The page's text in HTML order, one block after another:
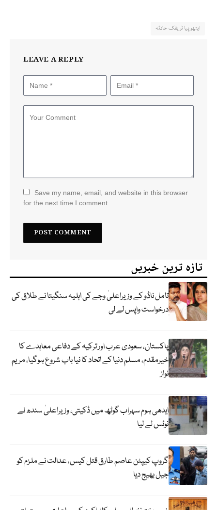
ایتھوپیا ٹریفک حادثہ
LEAVE A REPLY
Save my name, email, and website in this browser
for the next time I comment.
تازہ ترین خبریں
تامل ناڈو کے وزیراعلیٰ وجے کی اہلیہ سنگیتا نے طلاق کی
درخواست واپس لے لی
پاکستان، سعودی عرب اور ترکیہ کے دفاعی معاہدے کا
خیرمقدم، مسلم دنیا کے اتحاد کا نیا باب شروع ہوگیا، مریم
نواز
ایدھی ہوم سہراب گوٹھ میں ڈکیتی، وزیراعلیٰ سندھ نے
نوٹس لے لیا
گروپ کیپٹن عاصم طارق قتل کیس، عدالت نے ملزم کو
جیل بھیج دیا